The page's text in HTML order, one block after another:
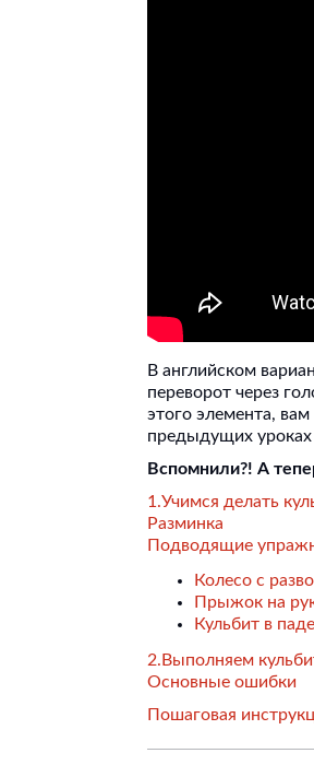
В английском
переворот через
этого элемента,
предыдущих
Вспомнили?! А
1.Учимся делать
Разминка
Подводящие
Колесо с
Прыжок на
Кульбит в
2.Выполняем
Основные ошибки
Пошаговая